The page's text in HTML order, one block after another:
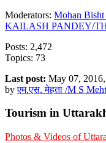
Moderators: Mohan Bisht
KAILASH PANDEY/
Posts: 2,472
Topics: 73
Last post: May 07,
byएम.एस. मेहता /M S
Tourism in
Photos & Videos of